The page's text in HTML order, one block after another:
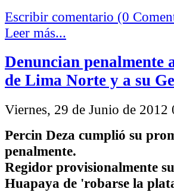
Escribir comentario (0
Leer más...
Denuncian penalmente
de Lima Norte y a su
Viernes, 29 de Junio de 2012
Percin Deza cumplió su
penalmente.
Regidor provisionalmente
Huapaya de 'robarse la